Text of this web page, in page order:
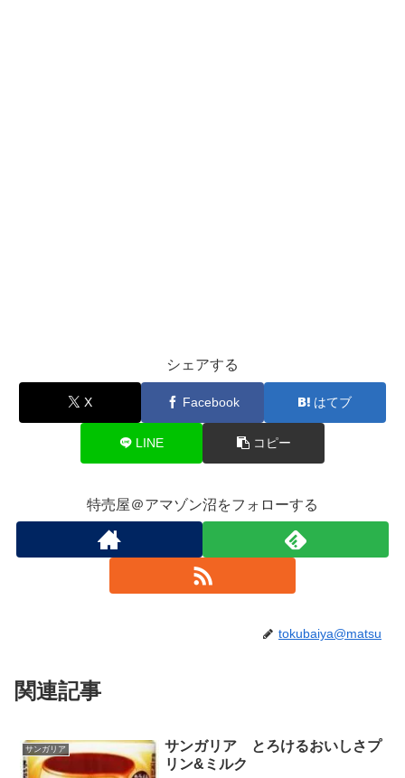
シェアする
X Facebook はてブ
LINE コピー
特売屋＠アマゾン沼をフォローする
tokubaiya@matsu
関連記事
サンガリア
サンガリア とろけるおいしさプ
リン&ミルク